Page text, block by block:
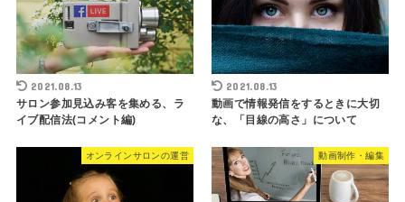
2021.08.13
サロン参加見込み客を集める、ラ
イブ配信法(コメント編)
2021.08.13
動画で情報発信をするときに大切
な、「目線の高さ」について
オンラインサロンの運営 動画制作・編集